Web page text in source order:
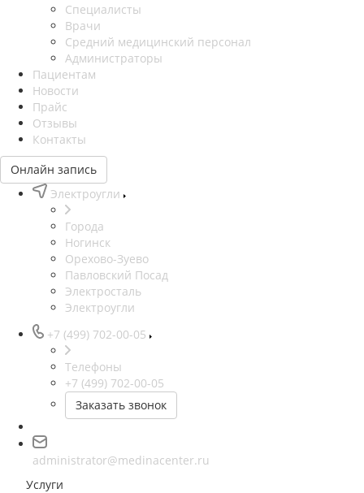
Специалисты
Врачи
Средний медицинский персонал
Администраторы
Пациентам
Новости
Прайс
Отзывы
Контакты
Онлайн запись
Электроугли
Города
Ногинск
Орехово-Зуево
Павловский Посад
Электросталь
Электроугли
+7 (499) 702-00-05
Телефоны
+7 (499) 702-00-05
Заказать звонок
administrator@medinacenter.ru
Услуги